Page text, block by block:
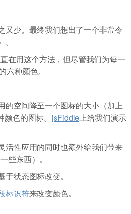
又少。最终我们想出了一个非常令
在用这个方法，但尽管我们为每一
种颜色。
的空间降至一个图标的大小（加上
色的图标。 jsFiddle 上给我们演示
活性应用的同时也额外给我们带来
些东西）。
状态图标改变。
标识符来改变颜色。